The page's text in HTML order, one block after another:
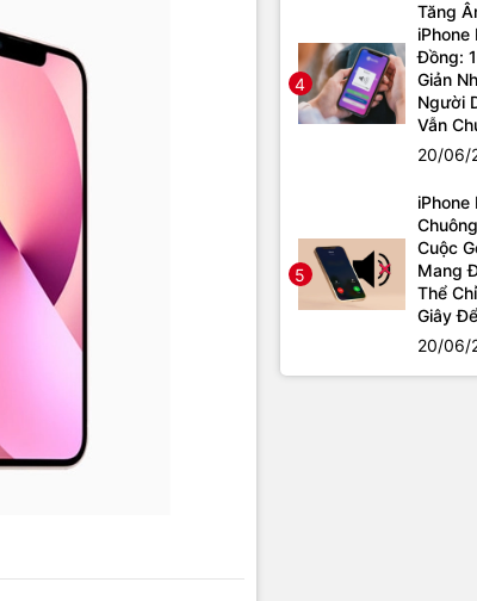
4
Tăng
iPhone
Đồng:
Giản
Người
Vẫn
20/06/
5
iPhone
Cuộc
Mang
Thể
Giây
20/06/